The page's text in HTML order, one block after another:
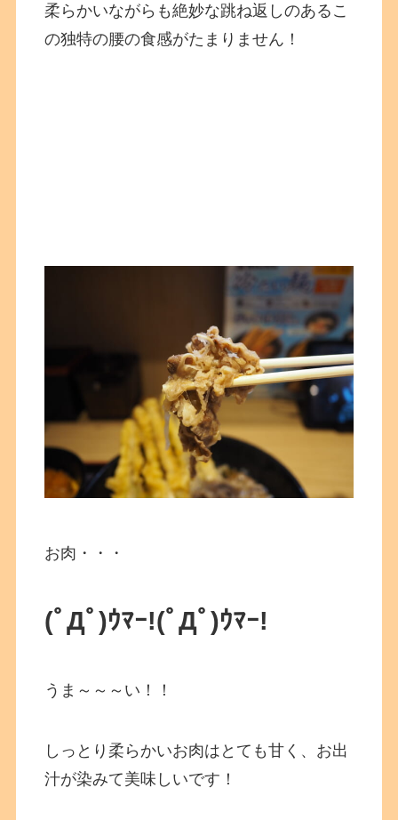
柔らかいながらも絶妙な跳ね返しのあるこ
の独特の腰の食感がたまりません！
お肉・・・
(ﾟДﾟ)ｳﾏｰ!(ﾟДﾟ)ｳﾏｰ!
うま～～～い！！
しっとり柔らかいお肉はとても甘く、お出
汁が染みて美味しいです！